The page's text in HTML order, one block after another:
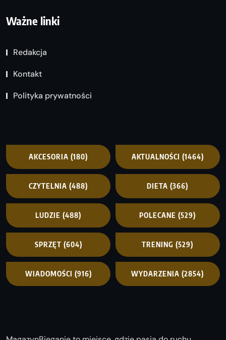
Ważne linki
Redakcja
Kontakt
Polityka prywatności
AKCESORIA (180) AKTUALNOŚCI (1464)
CZYTELNIA (488) DIETA (366)
LUDZIE (488) POLECANE (529)
SPRZĘT (604) TRENING (529)
WIADOMOŚCI (916) WYDARZENIA (2854)